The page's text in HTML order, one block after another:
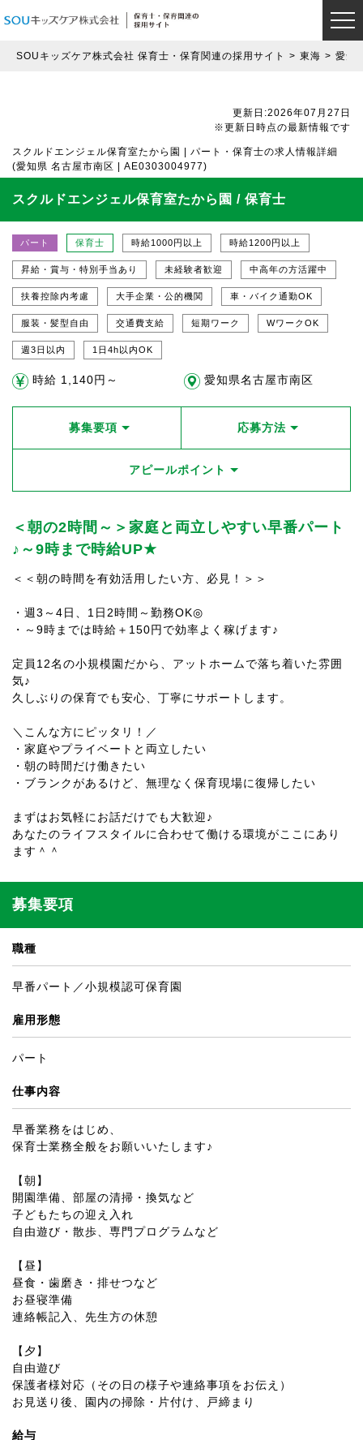
SOUキッズケア株式会社 保育士・保育関連の採用サイト 東海 愛知
更新日:2026年07月27日
※更新日時点の最新情報です
スクルドエンジェル保育室たから園 | パート・保育士の求人情報詳細
(愛知県 名古屋市南区 | AE0303004977)
スクルドエンジェル保育室たから園 / 保育士
パート 保育士 時給1000円以上 時給1200円以上
昇給・賞与・特別手当あり 未経験者歓迎 中高年の方活躍中
扶養控除内考慮 大手企業・公的機関 車・バイク通勤OK
服装・髪型自由 交通費支給 短期ワーク WワークOK
週3日以内 1日4h以内OK
時給 1,140円～ 愛知県名古屋市南区
募集要項 応募方法
アピールポイント
＜朝の2時間～＞家庭と両立しやすい早番パート
♪～9時まで時給UP★
＜＜朝の時間を有効活用したい方、必見！＞＞
・週3～4日、1日2時間～勤務OK◎
・～9時までは時給＋150円で効率よく稼げます♪
定員12名の小規模園だから、アットホームで落ち着いた雰囲
気♪
久しぶりの保育でも安心、丁寧にサポートします。
＼こんな方にピッタリ！／
・家庭やプライベートと両立したい
・朝の時間だけ働きたい
・ブランクがあるけど、無理なく保育現場に復帰したい
まずはお気軽にお話だけでも大歓迎♪
あなたのライフスタイルに合わせて働ける環境がここにあり
ます＾＾
募集要項
職種
早番パート／小規模認可保育園
雇用形態
パート
仕事内容
早番業務をはじめ、
保育士業務全般をお願いいたします♪
【朝】
開園準備、部屋の清掃・換気など
子どもたちの迎え入れ
自由遊び・散歩、専門プログラムなど
【昼】
昼食・歯磨き・排せつなど
お昼寝準備
連絡帳記入、先生方の休憩
【夕】
自由遊び
保護者様対応（その日の様子や連絡事項をお伝え）
お見送り後、園内の掃除・片付け、戸締まり
給与